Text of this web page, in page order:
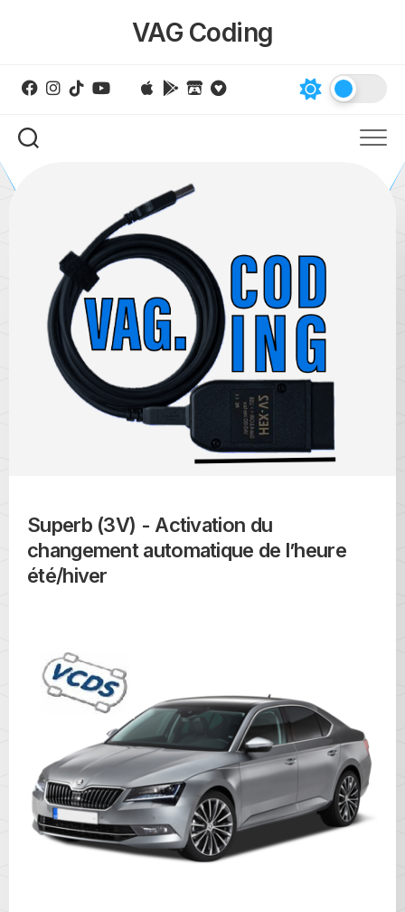
VAG Coding
Superb (3V) - Activation du
changement automatique de l’heure
été/hiver